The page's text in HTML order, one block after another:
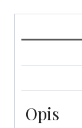
III
Opis